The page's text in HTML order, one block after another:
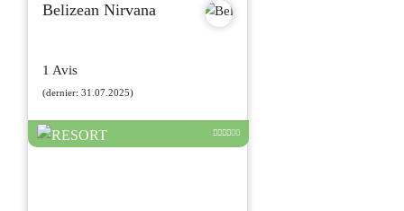
Belizean Nirvana
1 Avis
(dernier: 31.07.2025)